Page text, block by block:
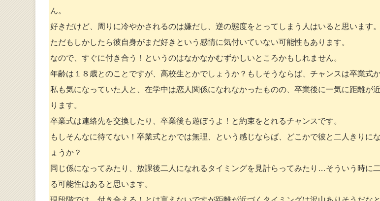
ん。
好きだけど、周りに冷やかされるのは嫌だし、逆の態度をとってしまう人はいると思います。
ただもしかしたら彼自身がまだ好きという感情に気付いていない可能性もあります。
なので、すぐに付き合う！というのはなかなかむずかしいところかもしれません。
年齢は１８歳とのことですが、高校生とかでしょうか？もしそうならば、チャンスは卒業式
私も気になっていた人と、在学中は恋人関係になれなかったものの、卒業後に一気に距離が
ります。
卒業式は連絡先を交換したり、卒業後も遊ぼうよ！と約束をとれるチャンスです。
もしそんなに待てない！卒業式とかでは無理、という感じならば、どこかで彼と二人きりに
ょうか？
同じ係になってみたり、放課後二人になれるタイミングを見計らってみたり…そういう時に
る可能性はあると思います。